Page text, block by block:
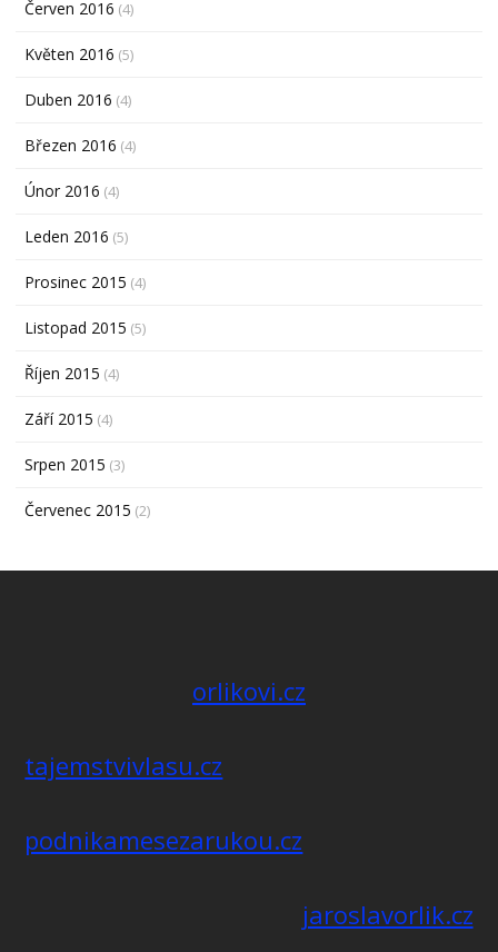
Červen 2016 (4)
Květen 2016 (5)
Duben 2016 (4)
Březen 2016 (4)
Únor 2016 (4)
Leden 2016 (5)
Prosinec 2015 (4)
Listopad 2015 (5)
Říjen 2015 (4)
Září 2015 (4)
Srpen 2015 (3)
Červenec 2015 (2)
orlikovi.cz
tajemstvivlasu.cz
podnikamesezarukou.cz
jaroslavorlik.cz